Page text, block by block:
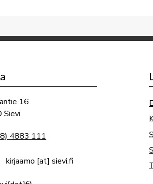
16
Sievi
4883 111
kirjaamo [at] sievi.fi